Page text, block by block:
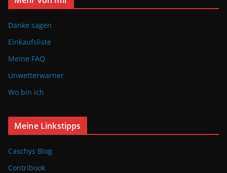
Danke sagen
Einkaufsliste
Meine FAQ
Unwetterwarner
Wo bin ich
Meine Linkstipps
Caschys Blog
Contribook